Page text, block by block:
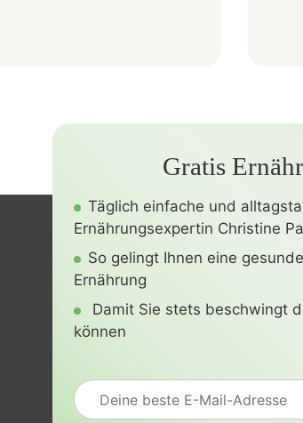
Gratis
Täglich einfache und
Ernährungsexpertin Christine
So gelingt Ihnen eine
Ernährung
Damit Sie stets beschwingt
können